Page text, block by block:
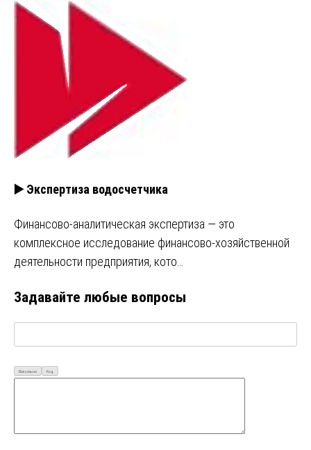
▶️ Экспертиза водосчетчика
Финансово-аналитическая экспертиза — это
комплексное исследование финансово-хозяйственной
деятельности предприятия, кото…
Задавайте любые вопросы
Визуально Код